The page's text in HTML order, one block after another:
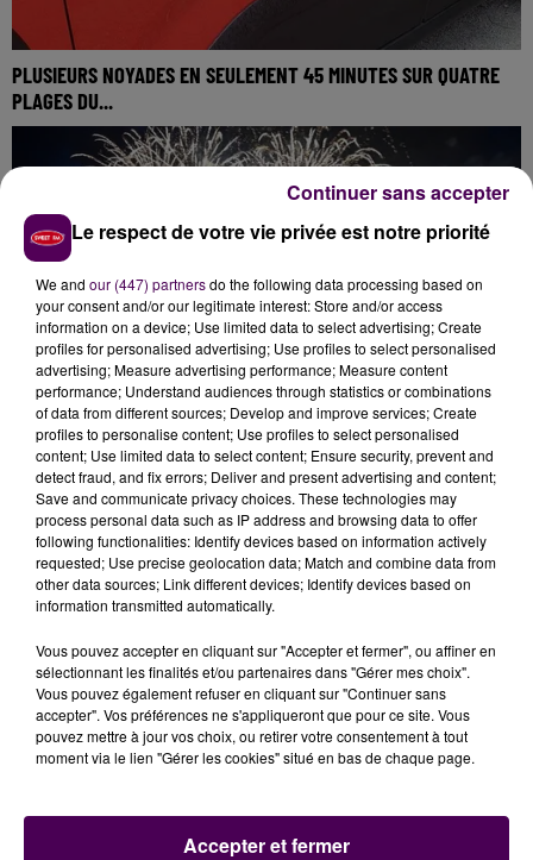
PLUSIEURS NOYADES EN SEULEMENT 45 MINUTES SUR QUATRE
PLAGES DU...
REPORT DU FEU D'ARTIFICE DE CAEN
VIGILANCE ROUGE CANICULE DÈS CE SAMEDI MIDI DANS L'ORNE
Le respect de votre vie privée est notre priorité
We and our (447) partnersdo the following data processing based on
your consent and/or our legitimate interest: Store and/or access
information on a device; Use limited data to select advertising; Create
profiles for personalised advertising; Use profiles to select personalised
advertising; Measure advertising performance; Measure content
performance; Understand audiences through statistics or combinations
of data from different sources; Develop and improve services; Create
profiles to personalise content; Use profiles to select personalised
content; Use limited data to select content; Ensure security, prevent and
detect fraud, and fix errors; Deliver and present advertising and content;
Save and communicate privacy choices. These technologies may
process personal data such as IP address and browsing data to offer
following functionalities: Identify devices based on information actively
requested; Use precise geolocation data; Match and combine data from
other data sources; Link different devices; Identify devices based on
information transmitted automatically.
Vous pouvez accepter en cliquant sur "Accepter et fermer", ou affiner en
sélectionnant les finalités et/ou partenaires dans "Gérer mes choix".
Vous pouvez également refuser en cliquant sur "Continuer sans
accepter". Vos préférences ne s'appliqueront que pour ce site. Vous
pouvez mettre à jour vos choix, ou retirer votre consentement à tout
moment via le lien "Gérer les cookies" situé en bas de chaque page.
Accepter et fermer
Continuer sans accepter